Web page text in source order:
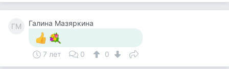
ГМ Галина Мазяркина
7 лет 0 0